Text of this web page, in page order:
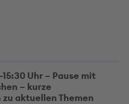
Uhr – Pause mit
– kurze
aktuellen Themen